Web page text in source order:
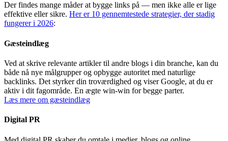
Der findes mange måder at bygge links på — men ikke alle er lige
effektive eller sikre. Her er 10 gennemtestede strategier, der stadig
fungerer i 2026:
Gæsteindlæg
Ved at skrive relevante artikler til andre blogs i din branche, kan du
både nå nye målgrupper og opbygge autoritet med naturlige
backlinks. Det styrker din troværdighed og viser Google, at du er
aktiv i dit fagområde. En ægte win-win for begge parter.
Læs mere om gæsteindlæg
Digital PR